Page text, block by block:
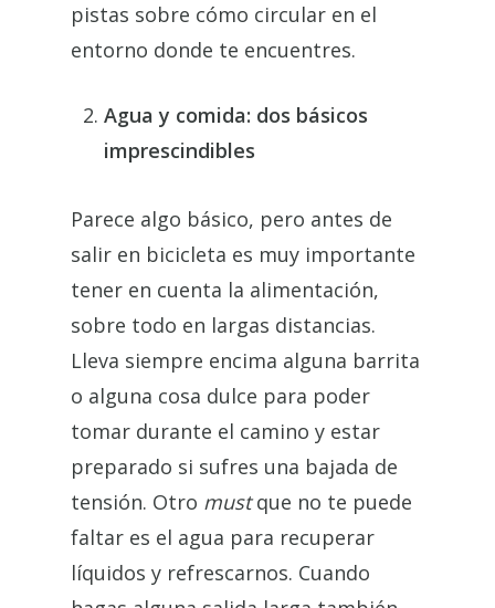
pistas sobre cómo circular en el
entorno donde te encuentres.
Agua y comida: dos básicos
imprescindibles
Parece algo básico, pero antes de
salir en bicicleta es muy importante
tener en cuenta la alimentación,
sobre todo en largas distancias.
Lleva siempre encima alguna barrita
o alguna cosa dulce para poder
tomar durante el camino y estar
preparado si sufres una bajada de
tensión. Otro mustque no te puede
faltar es el agua para recuperar
líquidos y refrescarnos. Cuando